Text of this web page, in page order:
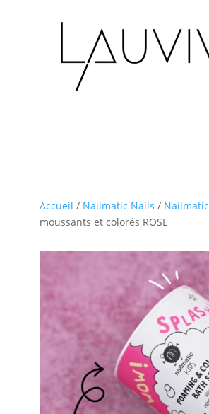
Accueil / Nailmatic Nails / Nailmatic
moussants et colorés ROSE